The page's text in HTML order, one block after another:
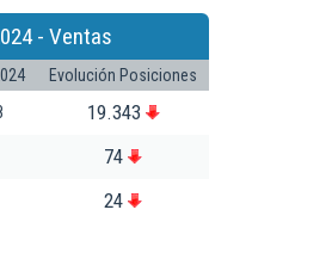
- Ventas
Evolución Posiciones
19.343
74
24